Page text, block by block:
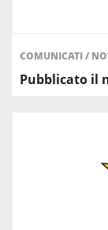
COMUNICATI/
Pubblicato il